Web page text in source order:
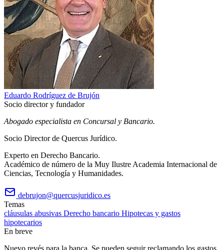
Eduardo Rodríguez de Brujón
Socio director y fundador
Abogado especialista en Concursal y Bancario.
Socio Director de Quercus Jurídico.
Experto en Derecho Bancario.
Académico de número de la Muy Ilustre Academia Internacional de
Ciencias, Tecnología y Humanidades.
debrujon@quercusjuridico.es
Temas
cláusulas abusivas Derecho bancario Hipotecas y gastos
hipotecarios
En breve
Nuevo revés para la banca. Se pueden seguir reclamando los gastos